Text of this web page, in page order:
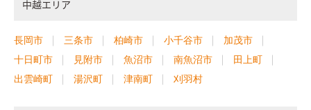
中越エリア
長岡市 三条市 柏崎市 小千谷市
加茂市
十日町市
見附市 魚沼市 南魚沼市
田上町
出雲崎町
湯沢町 津南町 刈羽村